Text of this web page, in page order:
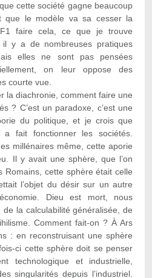
cette société gagne beaucoup
que le modèle va sa cesser la
faire cela, ce que je trouve
il y a de nombreuses pratiques
elles ne sont pas pensées
on leur oppose des
courte vue.
la diachronie, comment faire une
? C’est un paradoxe, c’est une
du politique, et je crois que
fait fonctionner les sociétés.
millénaires même, cette aporie
Il y avait une sphère, que l’on
Romains, cette sphère était celle
l’objet du désir sur un autre
Dieu est mort, nous
de la calculabilité généralisée, de
Comment fait-on ? À Ars
: en reconstruisant une sphère
ci cette sphère doit se penser
technologique et industrielle,
singularités depuis l’industriel.